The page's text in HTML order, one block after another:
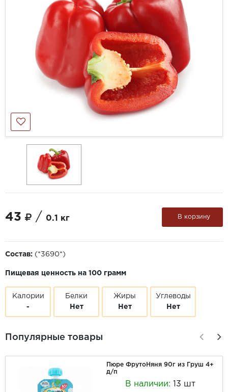
43 / 0.1 кг В корзину
Состав: (*3690*)
Пищевая ценность на 100 грамм
Калории
-
Белки
Нет
Жиры
Нет
Углеводы
Нет
Популярные товары
Пюре ФрутоНяня 90г из Груш 4+
д/п
В наличии:
13 шт